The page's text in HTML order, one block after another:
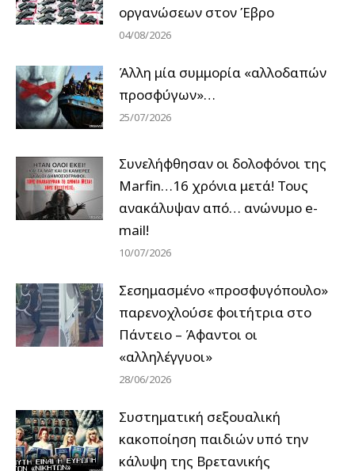
οργανώσεων στον Έβρο
04/08/2026
Άλλη μία συμμορία «αλλοδαπών
προσφύγων»…
25/07/2026
Συνελήφθησαν οι δολοφόνοι της
Marfin…16 χρόνια μετά! Τους
ανακάλυψαν από… ανώνυμο e-
mail!
10/07/2026
Σεσημασμένο «προσφυγόπουλο»
παρενοχλούσε φοιτήτρια στο
Πάντειο – Άφαντοι οι
«αλληλέγγυοι»
28/06/2026
Συστηματική σεξουαλική
κακοποίηση παιδιών υπό την
κάλυψη της Βρετανικής